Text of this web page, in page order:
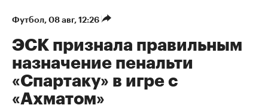
Футбол 08 авг, 12:26
ЭСК признала правильным
назначение пенальти
«Спартаку» в игре с
«Ахматом»